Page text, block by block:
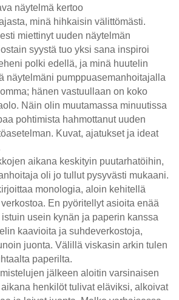
näytelmä kertoo
minä hihkaisin välittömästi.
miettinyt uuden näytelmän
syystä tuo yksi sana inspiroi
polki edellä, ja minä huutelin
näytelmäni pumppuasemanhoitajalla
hänen vastuullaan on koko
Näin olin muutamassa minuutissa
pohtimista hahmottanut uuden
Kuvat, ajatukset ja ideat
aikana keskityin puutarhatöihin,
oli jo tullut pysyvästi mukaani.
monologia, aloin kehitellä
En pyöritellyt asioita enää
usein kynän ja paperin kanssa
kaavioita ja suhdeverkostoja,
juonta. Välillä viskasin arkin tulen
paperilta.
jälkeen aloitin varsinaisen
henkilöt tulivat eläviksi, alkoivat